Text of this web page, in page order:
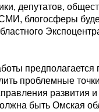
депутатов,
блогосферы
предполагается
проблемные
развития и
быть Омская